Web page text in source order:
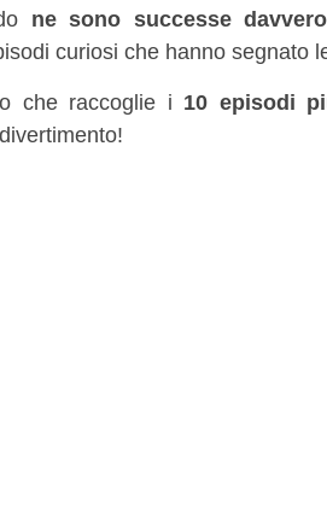
ne sono successe
curiosi che hanno segnato
che raccoglie i 10 episodi